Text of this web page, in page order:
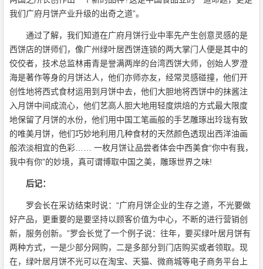
我们广府月饼产业升级的出奇之道”。
通过了解，我们知道在广府月饼行业中率先产生创意灵感的是
西饼店的饼师们，像广州绿叶居西饼连锁的两大掌门人便是其中的
佼佼者，技术总监林甫青是誉满两岸的台湾西饼大师，创始人罗澄
海是著作等身的月饼达人，他们亦师亦友，经常灵感碰撞，他们开
创性地将西式食材运用到月饼中去，他们大胆地将西饼中的抹酱注
入月饼中间成流心，他们艺高人胆大地用轻度烘焙的方式最大限度
地保留了月饼的水份，他们用中国工笔画般的手艺雕琢出玲珑有致
的唯美月饼，他们巧妙地利用几种食材的天然颜色透现出西洋油画
般浓淡相宜的色彩…… 一枚月饼让品尝者体会中西美食“你中有我，
我中有你”的妙境，真可谓博取中国之美，雕琢世界之味!
后记：
罗会长在采访结束时说：“广府月饼企业的生存之道，不光要做
好产品，更重要的是要坚持以顾客价值为中心，不断的进行营销创
新，服务创新。”罗会长觉了一个例子说：往年，要买绿叶居月饼有
两种方式，一是少部分网购，二是多部分到门店购买或者领取。现
在，绿叶居月饼不光可以在淘宝、天猫、微商城等电子商务平台上